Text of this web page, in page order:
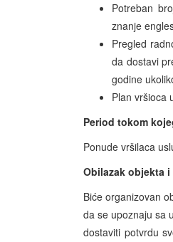
Potreban
znanje
Pregled
da dostavi
godine
Plan vršioca
Period tokom
Ponude vršilaca
Obilazak objekta
Biće organizovan
da se upoznaju sa
dostaviti potvrdu